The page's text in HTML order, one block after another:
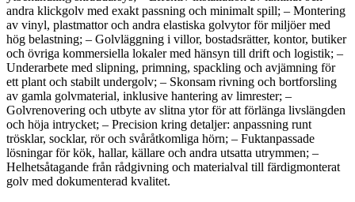
andra klickgolv med exakt passning och minimalt spill; – Montering
av vinyl, plastmattor och andra elastiska golvytor för miljöer med
hög belastning; – Golvläggning i villor, bostadsrätter, kontor, butiker
och övriga kommersiella lokaler med hänsyn till drift och logistik; –
Underarbete med slipning, primning, spackling och avjämning för
ett plant och stabilt undergolv; – Skonsam rivning och bortforsling
av gamla golvmaterial, inklusive hantering av limrester; –
Golvrenovering och utbyte av slitna ytor för att förlänga livslängden
och höja intrycket; – Precision kring detaljer: anpassning runt
trösklar, socklar, rör och svåråtkomliga hörn; – Fuktanpassade
lösningar för kök, hallar, källare och andra utsatta utrymmen; –
Helhetsåtagande från rådgivning och materialval till färdigmonterat
golv med dokumenterad kvalitet.